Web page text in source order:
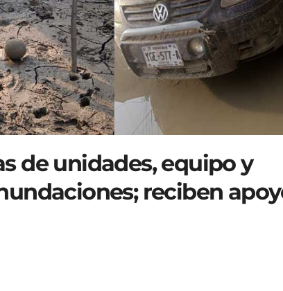
de unidades, equipo y
reciben